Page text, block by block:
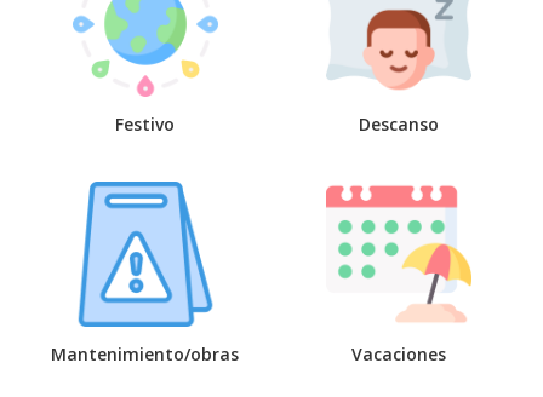
Festivo Descanso
Mantenimiento/obras Vacaciones